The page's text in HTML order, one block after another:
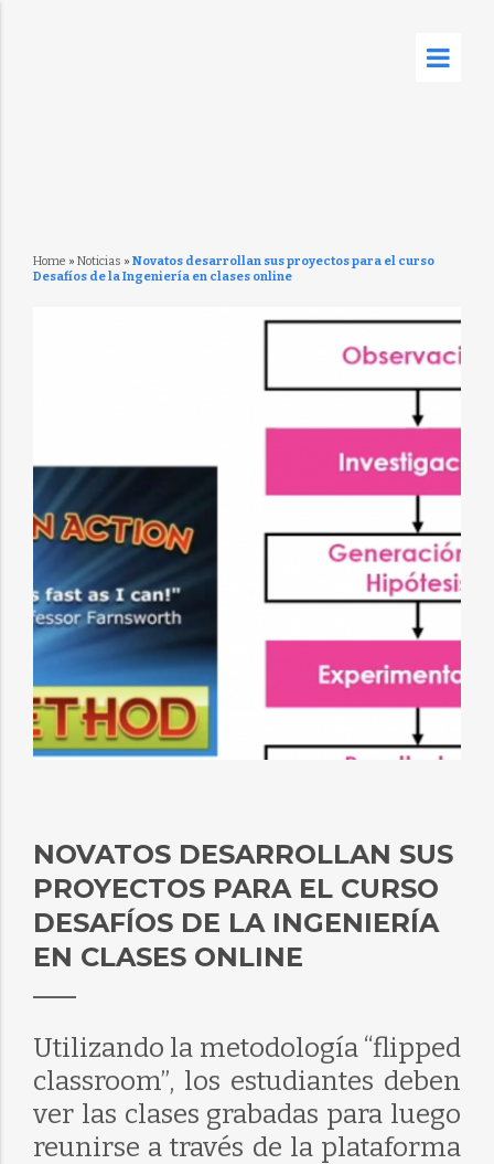
Home » Noticias » Novatos desarrollan sus proyectos para el curso
Desafíos de la Ingeniería en clases online
NOVATOS DESARROLLAN SUS
PROYECTOS PARA EL CURSO
DESAFÍOS DE LA INGENIERÍA
EN CLASES ONLINE
Utilizando la metodología “flipped
classroom”, los estudiantes deben
ver las clases grabadas para luego
reunirse a través de la plataforma